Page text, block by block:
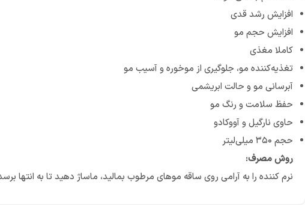
افزایش رشد قدی
افزایش حجم مو
کاملا مغذی
تغذیه‌کننده مو، جلوگیری از موخوره و آسیب مو
آبرسانی مو و حالت ابریشمی
حفظ سلامت و رنگ مو
حاوی نارگیل و آووکادو
حجم ۳۵۰ میلی‌لیتر
روش مصرف:
نرم کننده را به آرامی روی ساقه موهای مرطوب بمالید، ماساژ دهید تا به انتها